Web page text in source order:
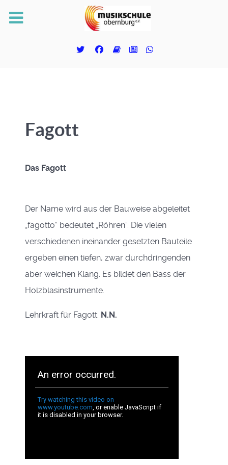
Fagott
Das Fagott
Der Name wird aus der Bauweise abgeleitet
„fagotto“ bedeutet „Röhren“. Die vielen
verschiedenen ineinander gesetzten Bauteile
ergeben einen tiefen, zwar durchdringenden
aber weichen Klang. Es bildet den Bass der
Holzblasinstrumente.
Lehrkraft für Fagott: N.N.